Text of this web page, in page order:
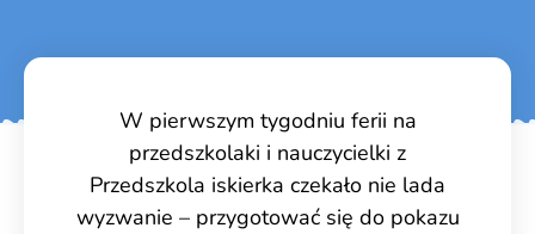
W pierwszym tygodniu ferii na
przedszkolaki i nauczycielki z
Przedszkola iskierka czekało nie lada
wyzwanie – przygotować się do pokazu